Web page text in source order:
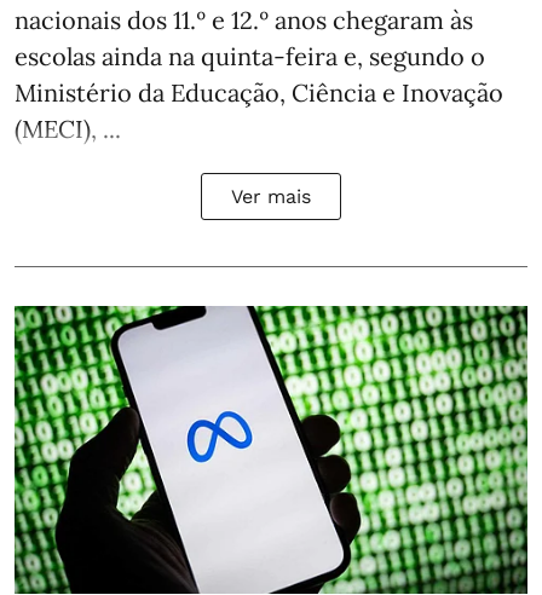
nacionais dos 11.º e 12.º anos chegaram às
escolas ainda na quinta-feira e, segundo o
Ministério da Educação, Ciência e Inovação
(MECI), ...
Ver mais